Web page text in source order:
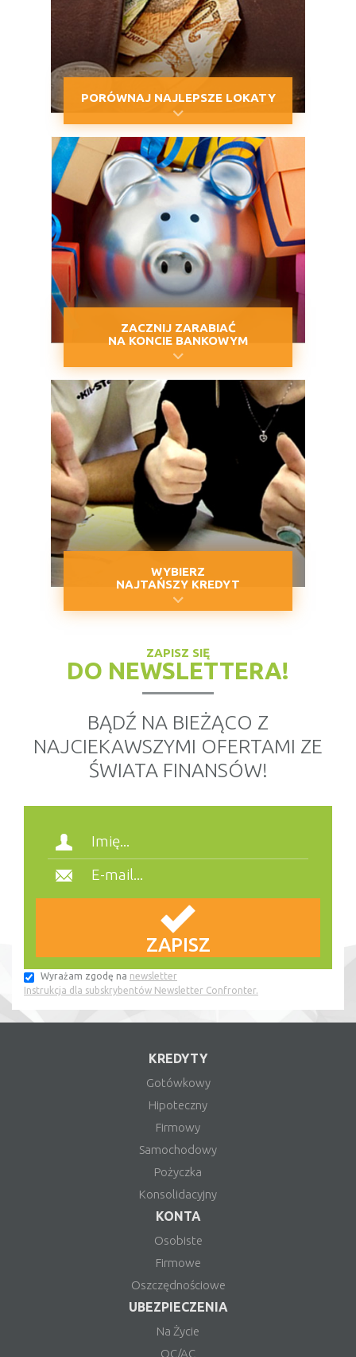
PORÓWNAJ NAJLEPSZE LOKATY
ZACZNIJ ZARABIAĆ
NA KONCIE BANKOWYM
WYBIERZ
NAJTAŃSZY KREDYT
ZAPISZ SIĘ
DO NEWSLETTERA!
BĄDŹ NA BIEŻĄCO Z
NAJCIEKAWSZYMI OFERTAMI ZE
ŚWIATA FINANSÓW!
Wyrażam zgodę na newsletter
Instrukcja dla subskrybentów Newsletter Confronter.
KREDYTY
Gotówkowy
Hipoteczny
Firmowy
Samochodowy
Pożyczka
Konsolidacyjny
KONTA
Osobiste
Firmowe
Oszczędnościowe
UBEZPIECZENIA
Na Życie
OC/AC